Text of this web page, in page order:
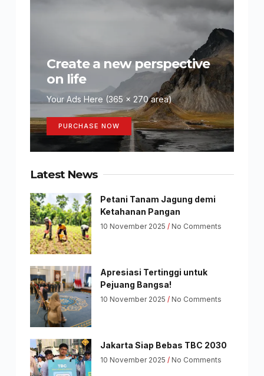
Create a new perspective
on life
Your Ads Here (365 x 270 area)
PURCHASE NOW
Latest News
Petani Tanam Jagung demi
Ketahanan Pangan
10 November 2025 No Comments
Apresiasi Tertinggi untuk
Pejuang Bangsa!
10 November 2025 No Comments
Jakarta Siap Bebas TBC 2030
10 November 2025 No Comments